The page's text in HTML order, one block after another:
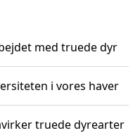
med truede dyr
i vores haver
truede dyrearter